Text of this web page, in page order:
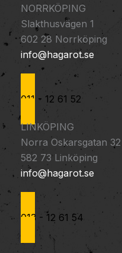
NORRKÖPING
Slakthusvägen 1
602 28 Norrköping
info@hagarot.se
011 - 12 61 52
LINKÖPING
Norra Oskarsgatan 32
582 73 Linköping
info@hagarot.se
013 - 12 61 54